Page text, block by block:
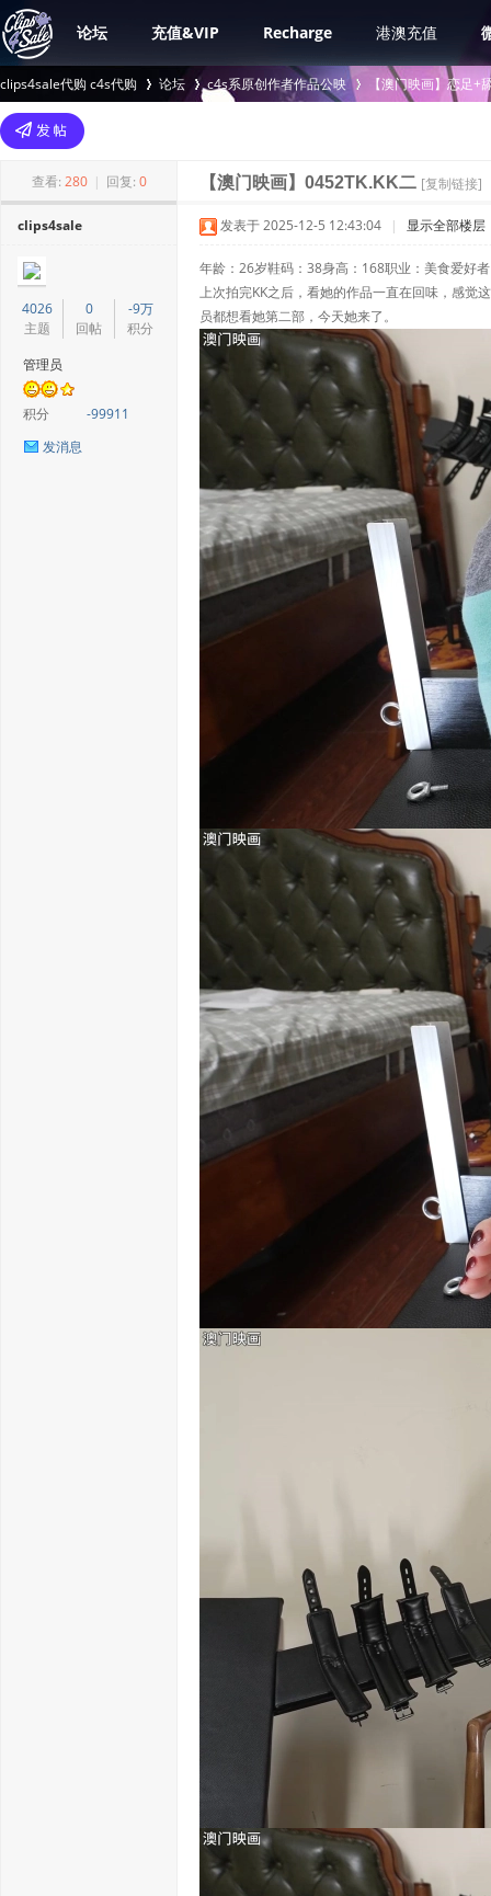
论坛 充值&VIP Recharge 港澳充值
clips4sale代购 c4s代购
>
论坛 c4s系原创作者作品公映
›
【澳门映画】恋足+
查看: 280 | 回复: 0 【澳门映画】0452TK.KK二 [复制链接]
clips4sale
4026
主题
0
回帖
-9万
积分
管理员
积分
-99911
发消息
发表于 2025-12-5 12:43:04 | 显示全部楼层
年龄：26岁鞋码：38身高：168职业：美食爱好者
上次拍完KK之后，看她的作品一直在回味，感觉
员都想看她第二部，今天她来了。